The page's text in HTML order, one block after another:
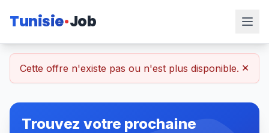
Tunisie Job
Cette offre n'existe pas ou n'est plus disponible. ×
Trouvez votre prochaine